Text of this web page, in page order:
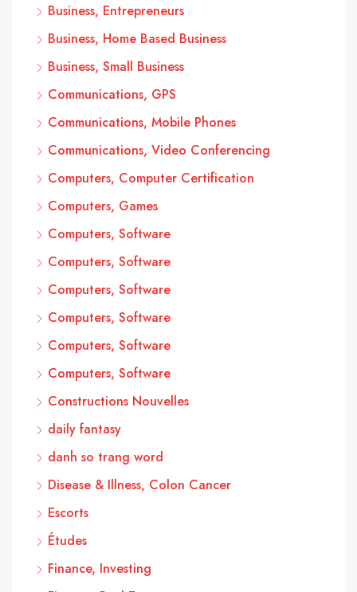
Business, Entrepreneurs
Business, Home Based Business
Business, Small Business
Communications, GPS
Communications, Mobile Phones
Communications, Video Conferencing
Computers, Computer Certification
Computers, Games
Computers, Software
Computers, Software
Computers, Software
Computers, Software
Computers, Software
Computers, Software
Constructions Nouvelles
daily fantasy
danh so trang word
Disease & Illness, Colon Cancer
Escorts
Études
Finance, Investing